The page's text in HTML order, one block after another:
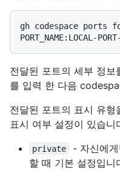
gh codespace ports
전달된 포트의 세부 정보
를 입력 한 다음
전달된 포트의 표시 유
표시 여부 설정이 있습니
private
- 자신에
할 때 기본 설정입니